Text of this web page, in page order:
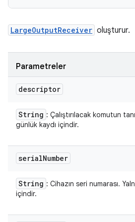
LargeOutputReceiver oluşturur.
Parametreler
descriptor
String : Çalıştırılacak komutun
günlük kaydı içindir.
serialNumber
String : Cihazın seri numarası.
içindir.